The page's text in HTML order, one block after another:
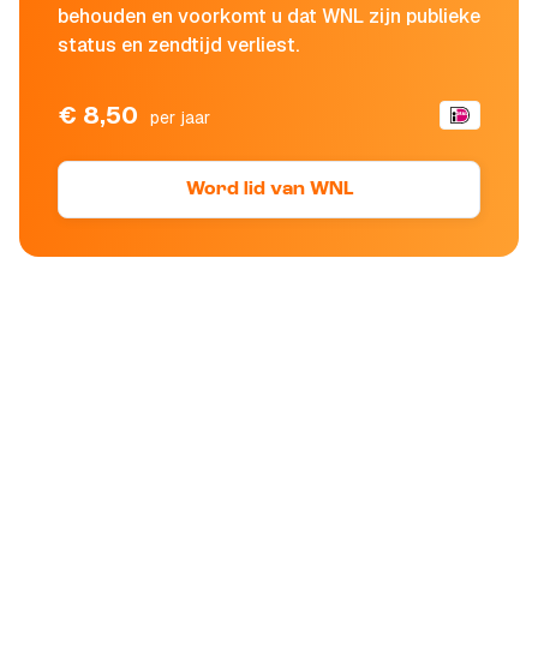
behouden en voorkomt u dat WNL zijn publieke
status en zendtijd verliest.
€ 8,50 per jaar
Word lid van WNL